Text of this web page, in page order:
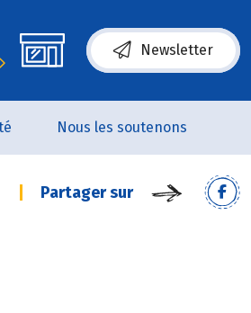
Newsletter
Nous les soutenons
Partager sur